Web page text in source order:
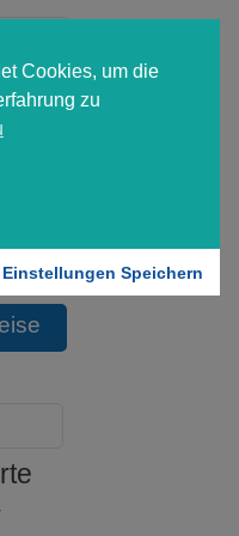
Cookies, um die
zu
Einstellungen Speichern